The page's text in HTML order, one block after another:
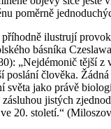
poměrně
ilustrují
básníka
„Nejdémonič tější z
poslání člověka. Žádná
světa jako právě
jistých
20. století.“